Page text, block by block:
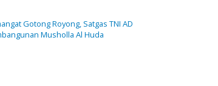
Gotong Royong, Satgas TNI AD
Musholla Al Huda